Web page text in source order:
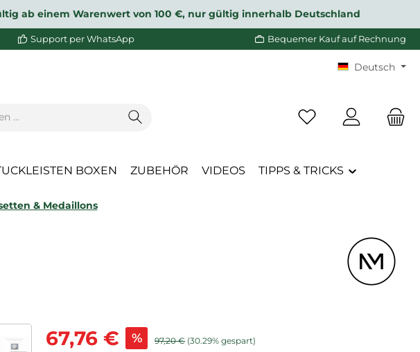
ab einem Warenwert von 100 €, nur gültig innerhalb Deutschland
Support per WhatsApp Bequemer Kauf auf Rechnung
Deutsch
Du hast 0 Produkte
BOXEN ZUBEHÖR VIDEOS TIPPS & TRICKS
& Medaillons
Verkaufspreis:
67,76 € % Regulärer Preis:
97,20 € (30.29% gespart)